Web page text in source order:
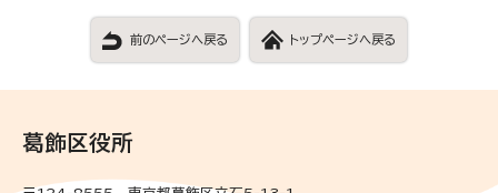
前のページへ戻る トップページへ戻る
葛飾区役所